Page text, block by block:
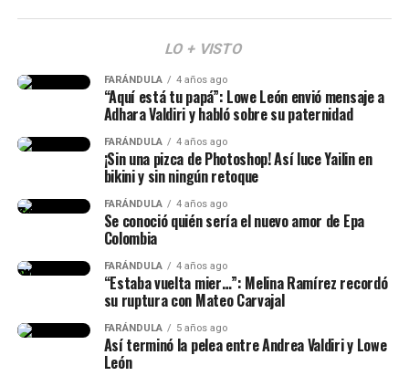
MERO TOTEE — Blessd, De La Rose, Los Money
4 Life — Kris R.
Por otra parte, otro momento que dio de qué hablar de
LO + VISTO
FARÁNDULA 4 años ago
“Aquí está tu papá”: Lowe León envió mensaje a
Adhara Valdiri y habló sobre su paternidad
FARÁNDULA 4 años ago
¡Sin una pizca de Photoshop! Así luce Yailin en
bikini y sin ningún retoque
FARÁNDULA 4 años ago
Se conoció quién sería el nuevo amor de Epa
Colombia
FARÁNDULA 4 años ago
“Estaba vuelta mier…”: Melina Ramírez recordó
su ruptura con Mateo Carvajal
FARÁNDULA 5 años ago
Así terminó la pelea entre Andrea Valdiri y Lowe
León